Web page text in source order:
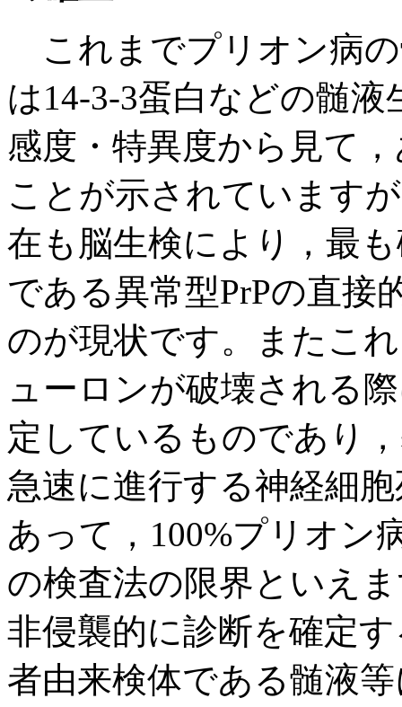
これまでプリオン病
は14-3-3蛋白などの髄
感度・特異度から見て
ことが示されています
在も脳生検により，最
である異常型PrPの直接
のが現状です。またこ
ューロンが破壊される
定しているものであり
急速に進行する神経細
あって，100%プリオン
の検査法の限界といえ
非侵襲的に診断を確定
者由来検体である髄液